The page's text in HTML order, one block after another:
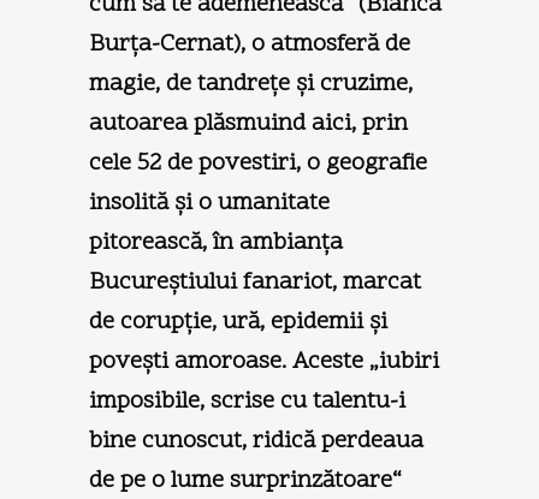
Burţa-Cernat), o atmosferă de
magie, de tandreţe şi cruzime,
autoarea plăsmuind aici, prin
cele 52 de povestiri, o geografie
insolită şi o umanitate
pitorească, în ambianţa
Bucureştiului fanariot, marcat
de corupţie, ură, epidemii şi
poveşti amoroase. Aceste „iubiri
imposibile, scrise cu talentu-i
bine cunoscut, ridică perdeaua
de pe o lume surprinzătoare“